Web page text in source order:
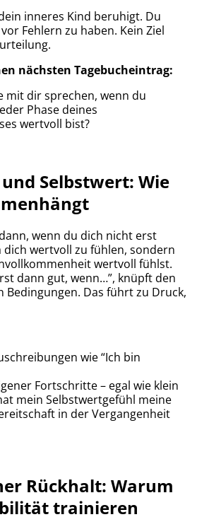
inneres Kind beruhigt. Du
Fehlern zu haben. Kein Ziel
nächsten Tagebucheintrag:
mit dir sprechen, wenn du
Phase deines
wertvoll bist?
Selbstwert: Wie
wenn du dich nicht erst
wertvoll zu fühlen, sondern
wertvoll fühlst.
dann gut, wenn…”, knüpft den
Bedingungen. Das führt zu Druck,
wie “Ich bin
Fortschritte – egal wie klein
mein Selbstwertgefühl meine
in der Vergangenheit
Rückhalt: Warum
trainieren